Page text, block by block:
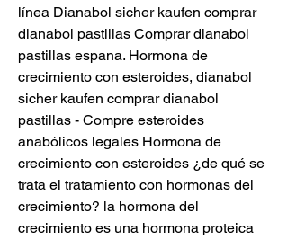
línea Dianabol sicher kaufen comprar
dianabol pastillas Comprar dianabol
pastillas espana. Hormona de
crecimiento con esteroides, dianabol
sicher kaufen comprar dianabol
pastillas - Compre esteroides
anabólicos legales Hormona de
crecimiento con esteroides ¿de qué se
trata el tratamiento con hormonas del
crecimiento? la hormona del
crecimiento es una hormona proteica